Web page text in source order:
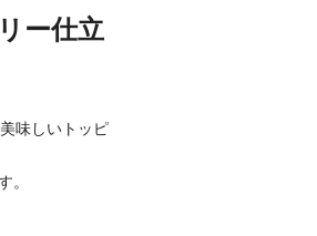
ー仕立
味しいトッピ
。